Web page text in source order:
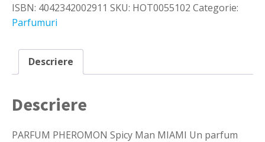
Miami
Spicy
30
pentru
Barbati
ISBN: 4042342002911 SKU: HOT0055102 Categorie:
Parfumuri
Descriere
Descriere
PARFUM PHEROMON Spicy Man MIAMI Un parfum